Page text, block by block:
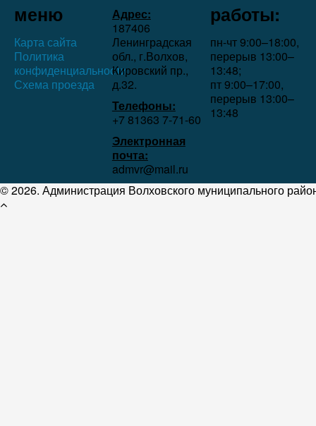
меню
Карта сайта
Политика
конфиденциальности
Схема проезда
Адрес:
187406
Ленинградская
обл., г.Волхов,
Кировский пр.,
д.32.
Телефоны:
+7 81363 7‑71-60
Электронная
почта:
admvr@mail.ru
работы:
пн-чт 9:00–18:00,
перерыв 13:00–
13:48;
пт 9:00–17:00,
перерыв 13:00–
13:48
© 2026. Администрация Волховского муниципального